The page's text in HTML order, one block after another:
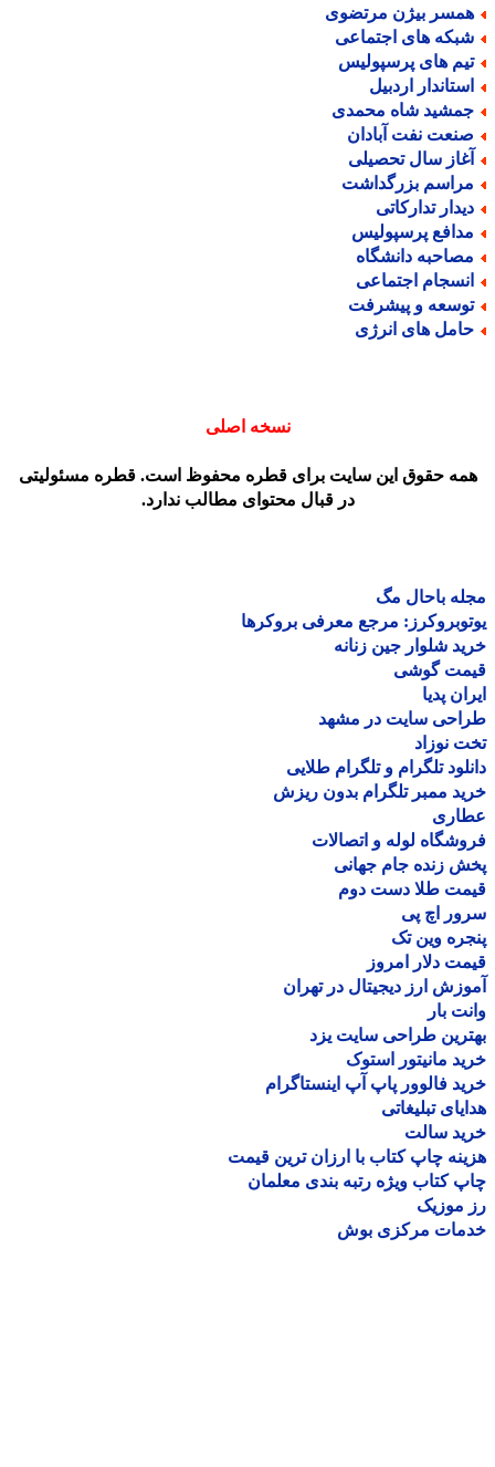
بیژن مرتضوی
های اجتماعی
های پرسپولیس
اردبیل
شاه محمدی
نفت آبادان
سال تحصیلی
بزرگداشت
تدارکاتی
پرسپولیس
دانشگاه
اجتماعی
و پیشرفت
های انرژی
نسخه اصلی
حقوق این سایت برای قطره محفوظ است. قطره مسئولیتی
در قبال محتوای مطالب ندارد.
باحال مگ
مرجع معرفی بروکرها
شلوار جین زنانه
گوشی
پدیا
سایت در مشهد
نوزاد
تلگرام و تلگرام طلایی
ممبر تلگرام بدون ریزش
لوله و اتصالات
زنده جام جهانی
طلا دست دوم
اچ پی
وین تک
دلار امروز
ارز دیجیتال در تهران
بار
طراحی سایت یزد
مانیتور استوک
فالوور پاپ آپ اینستاگرام
تبلیغاتی
سالت
چاپ کتاب با ارزان ترین قیمت
کتاب ویژه رتبه بندی معلمان
موزیک
مرکزی بوش